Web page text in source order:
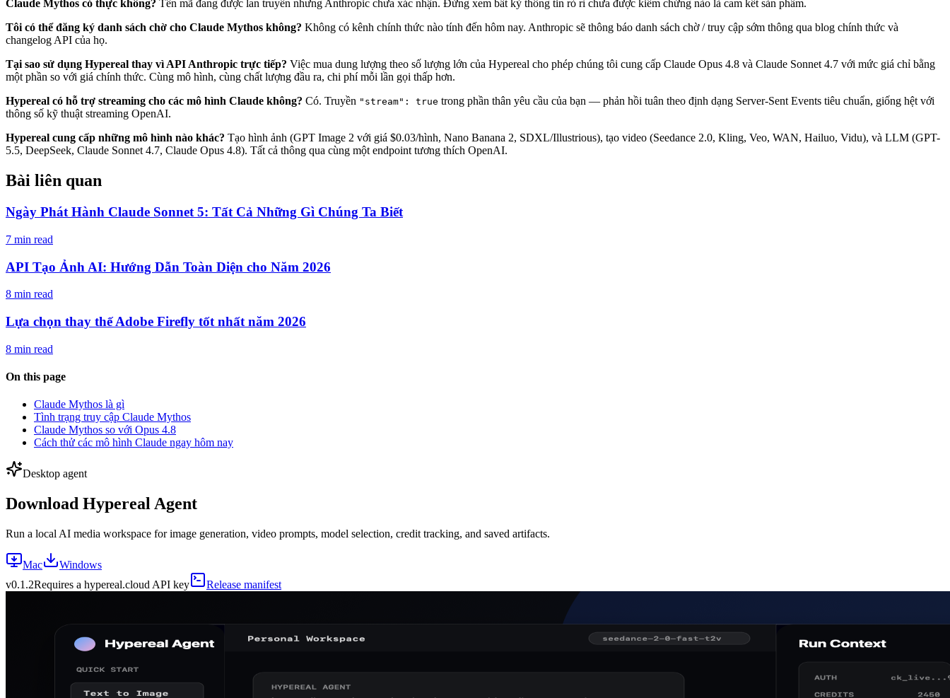
Claude Mythos có thực không? Tên mã đang được lan truyền nhưng Anthropic chưa xác nhận. Đừng xem bất kỳ thông tin rò rỉ chưa được kiểm chứng nào là cam kết sản phẩm.
Tôi có thể đăng ký danh sách chờ cho Claude Mythos không? Không có kênh chính thức nào tính đến hôm nay. Anthropic sẽ thông báo danh sách chờ / truy cập sớm thông qua blog chính thức và
changelog API của họ.
Tại sao sử dụng Hypereal thay vì API Anthropic trực tiếp? Việc mua dung lượng theo số lượng lớn của Hypereal cho phép chúng tôi cung cấp Claude Opus 4.8 và Claude Sonnet 4.7 với mức giá chỉ bằng
một phần so với giá chính thức. Cùng mô hình, cùng chất lượng đầu ra, chi phí mỗi lần gọi thấp hơn.
Hypereal có hỗ trợ streaming cho các mô hình Claude không? Có. Truyền "stream": true trong phần thân yêu cầu của bạn — phản hồi tuân theo định dạng Server-Sent Events tiêu chuẩn, giống hệt với
thông số kỹ thuật streaming OpenAI.
Hypereal cung cấp những mô hình nào khác? Tạo hình ảnh (GPT Image 2 với giá $0.03/hình, Nano Banana 2, SDXL/Illustrious), tạo video (Seedance 2.0, Kling, Veo, WAN, Hailuo, Vidu), và LLM (GPT-
5.5, DeepSeek, Claude Sonnet 4.7, Claude Opus 4.8). Tất cả thông qua cùng một endpoint tương thích OpenAI.
Bài liên quan
Ngày Phát Hành Claude Sonnet 5: Tất Cả Những Gì Chúng Ta Biết
7 min read
API Tạo Ảnh AI: Hướng Dẫn Toàn Diện cho Năm 2026
8 min read
Lựa chọn thay thế Adobe Firefly tốt nhất năm 2026
8 min read
On this page
Claude Mythos là gì
Tình trạng truy cập Claude Mythos
Claude Mythos so với Opus 4.8
Cách thử các mô hình Claude ngay hôm nay
Desktop agent
Download Hypereal Agent
Run a local AI media workspace for image generation, video prompts, model selection, credit tracking, and saved artifacts.
Mac
Windows
v0.1.2Requires a hypereal.cloud API key Release manifest